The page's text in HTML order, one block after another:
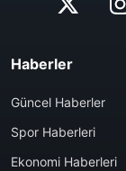
Haberler
Güncel Haberler
Spor Haberleri
Ekonomi Haberleri